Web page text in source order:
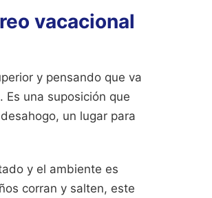
vacacional
y pensando que va
una suposición que
un lugar para
y el ambiente es
corran y salten, este